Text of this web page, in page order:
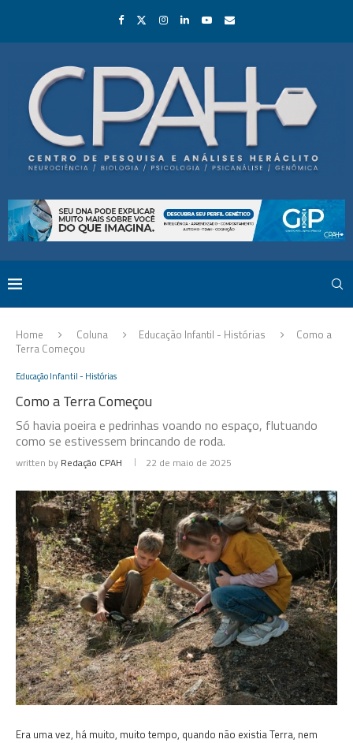
Home Coluna Educação Infantil - Histórias
Como a
Terra Começou
Educação Infantil - Histórias
Como a Terra Começou
Só havia poeira e pedrinhas voando no espaço, flutuando
como se estivessem brincando de roda.
written by Redação CPAH 22 de maio de 2025
Era uma vez, há muito, muito tempo, quando não existia Terra, nem